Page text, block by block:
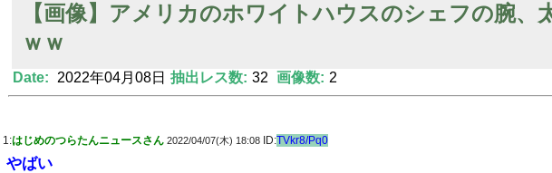
Powered by livedoor 相互RSS
【画像】アメリカのホワイトハウスのシェフの腕、
ｗｗ
Date: 2022年04月08日 抽出レス数: 32 画像数: 2
1:はじめのつらたんニュースさん 2022/04/07(木) 18:08 ID:TVkr8/Pq0
やばい